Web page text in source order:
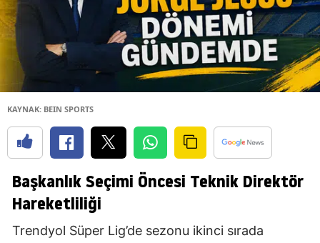
KAYNAK: BEIN SPORTS
Başkanlık Seçimi Öncesi Teknik Direktör
Hareketliliği
Trendyol Süper Lig’de sezonu ikinci sırada